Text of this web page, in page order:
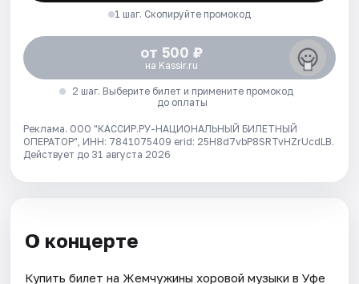
1 шаг. Скопируйте промокод
от 500 ₽
на Kassir.ru
2 шаг. Выберите билет и примените промокод
до оплаты
Реклама. ООО "КАССИР.РУ-НАЦИОНАЛЬНЫЙ БИЛЕТНЫЙ
ОПЕРАТОР", ИНН: 7841075409 erid: 25H8d7vbP8SRTvHZrUcdLB.
Действует до 31 августа 2026
О концерте
Купить билет на Жемчужины хоровой музыки в Уфе